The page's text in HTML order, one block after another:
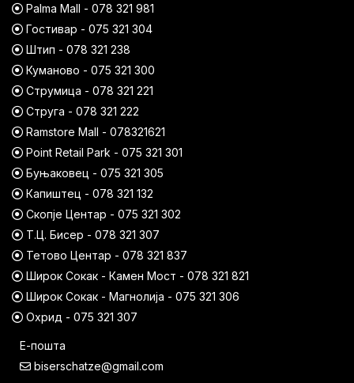
Palma Mall - 078 321 981
Гостивар - 075 321 304
Штип - 078 321 238
Куманово - 075 321 300
Струмица - 078 321 221
Струга - 078 321 222
Ramstore Mall - 078321621
Point Retail Park - 075 321 301
Буњаковец - 075 321 305
Капиштец - 078 321 132
Скопје Центар - 075 321 302
Т.Ц. Бисер - 078 321 307
Тетово Центар - 078 321 837
Широк Сокак - Камен Мост - 078 321 821
Широк Сокак - Магнолија - 075 321 306
Охрид - 075 321 307
Е-пошта
biserschatze@gmail.com